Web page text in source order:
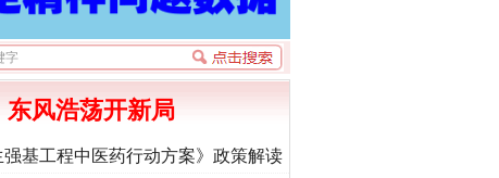
东风浩荡开新局
强基工程中医药行动方案》政策解读